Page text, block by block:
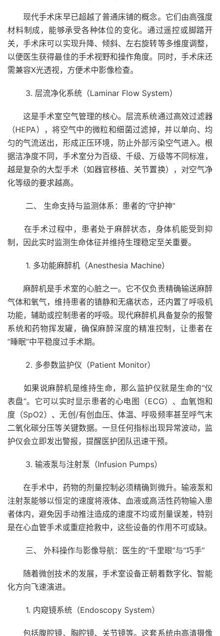
现代手术床早已超越了普通床铺的概念。它们由高强度
材料制成，能够承受各种体位的变化。通过遥控或脚踏开
关，手术床可以实现升降、倾斜、左右旋转等多维度调整，
以便医生获得最佳的手术视野和操作角度。同时，手术床还
需兼容X光透视，方便术中影像检查。
3. 层流净化系统（Laminar Flow System）
这是手术室空气管理的核心。层流系统通过高效过滤器
（HEPA），将空气中的微粒和细菌过滤掉，并以单向、均
匀的气流送出，形成正压环境，防止外部污染空气进入。根
据洁净度不同，手术室分为百级、千级、万级等不同标准，
越是复杂的大型手术（如器官移植、关节置换），对空气净
化等级的要求越高。
二、 生命支持与监测体系：患者的“守护神”
在手术过程中，患者处于麻醉状态，身体机能受到抑
制，因此实时监测生命体征并维持生理稳定至关重要。
1. 多功能麻醉机（Anesthesia Machine）
麻醉机是手术室的心脏之一。它不仅负责精确输送麻醉
气体和氧气，维持患者的镇静和无痛状态，还内置了呼吸机
功能，辅助或控制患者的呼吸。现代麻醉机具备复杂的报警
系统和药物挥发罐，确保麻醉深度的精准控制，让患者在
“睡眠”中平稳度过手术期。
2. 多参数监护仪（Patient Monitor）
如果说麻醉机是维持生命，那么监护仪就是生命的“仪
表盘”。它可以实时显示患者的心电图（ECG）、血氧饱和
度（SpO2）、无创/有创血压、体温、呼吸频率甚至呼气末
二氧化碳分压等关键数据。一旦任何指标出现异常波动，监
护仪会立即发出警报，提醒医护团队迅速干预。
3. 输液泵与注射泵（Infusion Pumps）
在手术中，药物的剂量控制必须精确到微升。输液泵和
注射泵能够以恒定的速度将液体、血液或高活性药物输入患
者体内，避免因手动推注造成的速度不均或剂量误差，特别
是在心血管手术或重症抢救中，这些设备的作用不可或缺。
三、 外科操作与影像导航：医生的“千里眼”与“巧手”
随着微创技术的发展，手术室设备正朝着数字化、智能
化方向飞速演进。
1. 内窥镜系统（Endoscopy System）
包括腹腔镜、胸腔镜、关节镜等。这套系统由高清摄像